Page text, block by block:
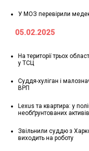
У МОЗ перевірили
05.02.2025
На території трьох
у ТСЦ
Суддя-хуліган і
ВРП
Lexus та квартира: у
необґрунтованих
Звільнили суддю з
виходить на роботу